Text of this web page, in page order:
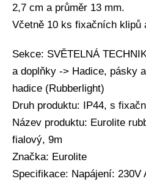
2,7 cm a průměr 13 mm.
Včetně 10 ks fixačních klipů
Sekce: SVĚTELNÁ
a doplňky -> Hadice, pásky
hadice (Rubberlight)
Druh produktu: IP44, s
Název produktu: Eurolite
fialový, 9m
Značka: Eurolite
Specifikace: Napájení: 230V